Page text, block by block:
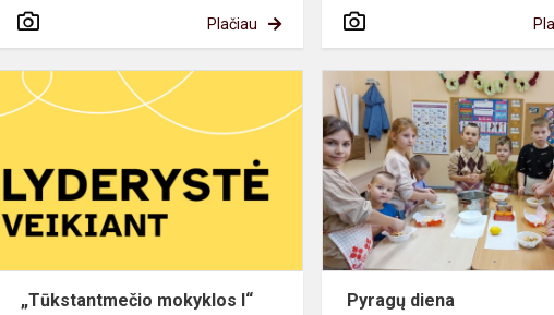
Plačiau
„Tūkstantmečio
mokyklos
mokymai
“Transformacinė
lyderyst...
„Tūkstantmečio mokyklos I“
Pyragų diena